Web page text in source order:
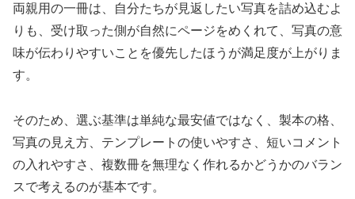
両親用の一冊は、自分たちが見返したい写真を詰め込むよ
りも、受け取った側が自然にページをめくれて、写真の意
味が伝わりやすいことを優先したほうが満足度が上がりま
す。
そのため、選ぶ基準は単純な最安値ではなく、製本の格、
写真の見え方、テンプレートの使いやすさ、短いコメント
の入れやすさ、複数冊を無理なく作れるかどうかのバラン
スで考えるのが基本です。